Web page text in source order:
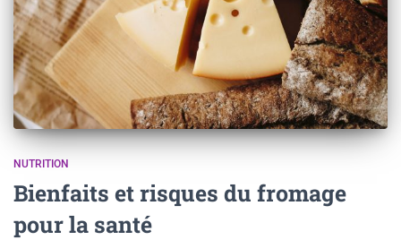
NUTRITION
Bienfaits et risques du fromage
pour la santé